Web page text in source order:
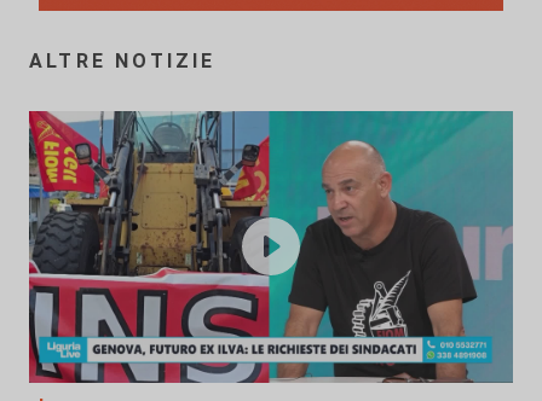
ALTRE NOTIZIE